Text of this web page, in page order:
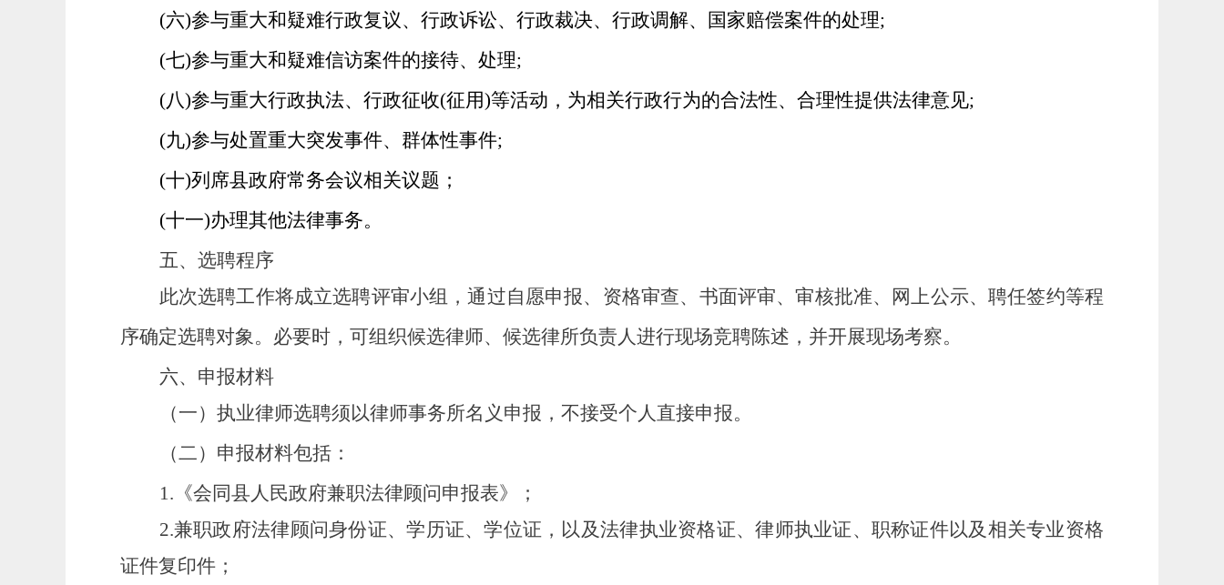
(六)参与重大和疑难行政复议、行政诉讼、行政裁决、行政调解、国家赔偿案件的处理;
(七)参与重大和疑难信访案件的接待、处理;
(八)参与重大行政执法、行政征收(征用)等活动，为相关行政行为的合法性、合理性提供法律意见;
(九)参与处置重大突发事件、群体性事件;
(十)列席县政府常务会议相关议题；
(十一)办理其他法律事务。
五、选聘程序
此次选聘工作将成立选聘评审小组，通过自愿申报、资格审查、书面评审、审核批准、网上公示、聘任签约等程
序确定选聘对象。必要时，可组织候选律师、候选律所负责人进行现场竞聘陈述，并开展现场考察。
六、申报材料
（一）执业律师选聘须以律师事务所名义申报，不接受个人直接申报。
（二）申报材料包括：
1.《会同县人民政府兼职法律顾问申报表》；
2.兼职政府法律顾问身份证、学历证、学位证，以及法律执业资格证、律师执业证、职称证件以及相关专业资格
证件复印件；